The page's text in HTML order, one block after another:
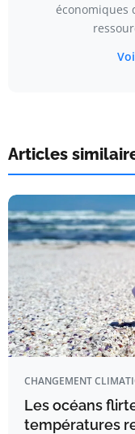
économiques
Articles
CHANGEMENT
Les océans
températures